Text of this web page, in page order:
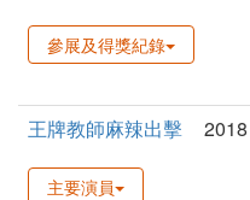
參展及得獎紀錄
王牌教師麻辣出擊 2018
主要演員